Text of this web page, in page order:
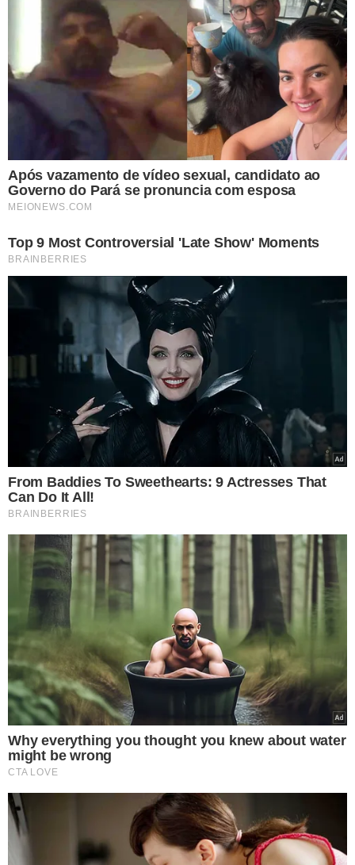
VEJA TAMBÉM
ELEIÇÕES 2026
Novo app do TRE-PI
permite acompanhar
filas de votação e
denunciar
irregularidades
VEJA MAIS NOTÍCIAS